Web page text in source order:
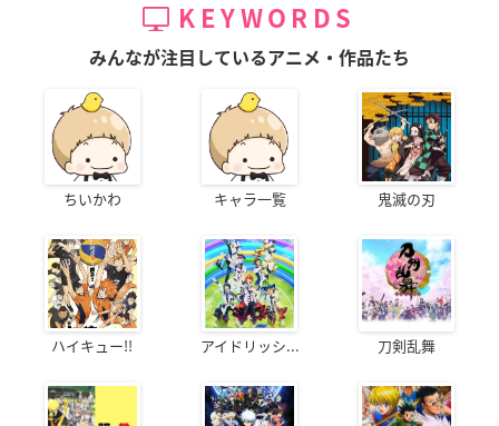
KEYWORDS
みんなが注目しているアニメ・作品たち
ちいかわ キャラ一覧 鬼滅の刃
ハイキュー!! アイドリッシ... 刀剣乱舞